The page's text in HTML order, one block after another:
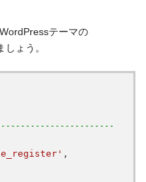
テーマの
ょう。